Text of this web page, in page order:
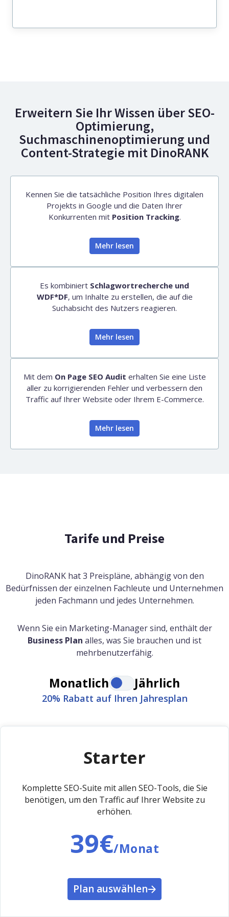
Erweitern Sie Ihr Wissen über SEO-
Optimierung,
Suchmaschinenoptimierung und
Content-Strategie mit DinoRANK
Kennen Sie die tatsächliche Position Ihres digitalen
Projekts in Google und die Daten Ihrer
Konkurrenten mit Position Tracking.
Mehr lesen
Es kombiniert Schlagwortrecherche und
WDF*DF, um Inhalte zu erstellen, die auf die
Suchabsicht des Nutzers reagieren.
Mehr lesen
Mit dem On Page SEO Audit erhalten Sie eine Liste
aller zu korrigierenden Fehler und verbessern den
Traffic auf Ihrer Website oder Ihrem E-Commerce.
Mehr lesen
Tarife und Preise
DinoRANK hat 3 Preispläne, abhängig von den
Bedürfnissen der einzelnen Fachleute und Unternehmen
jeden Fachmann und jedes Unternehmen.
Wenn Sie ein Marketing-Manager sind, enthält der
Business Plan alles, was Sie brauchen und ist
mehrbenutzerfähig.
Monatlich Jährlich
20% Rabatt auf Ihren Jahresplan
Starter
Komplette SEO-Suite mit allen SEO-Tools, die Sie
benötigen, um den Traffic auf Ihrer Website zu
erhöhen.
39€/Monat
Plan auswählen